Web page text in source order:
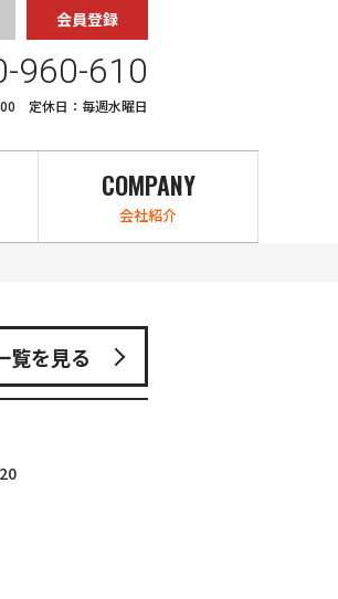
会員登録
960-610
定休日：毎週水曜日
COMPANY
会社紹介
覧を見る